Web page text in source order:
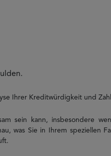
Ihrer Kreditwürdigkeit und
sein kann, insbesondere
was Sie in Ihrem speziellen